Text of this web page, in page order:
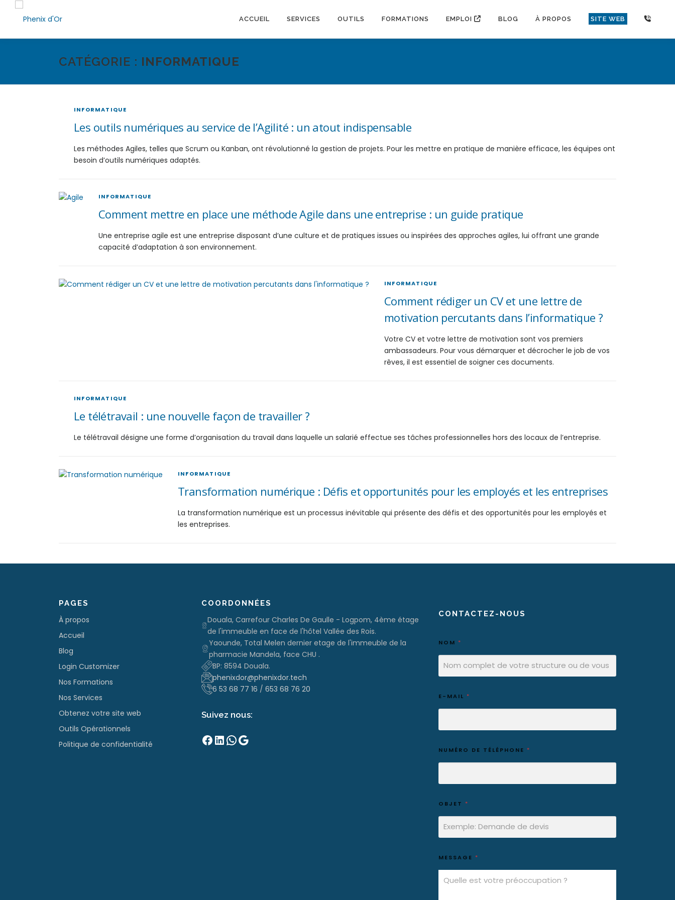
ACCUEIL SERVICES OUTILS FORMATIONS EMPLOI BLOG À PROPOS SITE WEB
CATÉGORIE : INFORMATIQUE
INFORMATIQUE
Les outils numériques au service de l’Agilité : un atout indispensable
Les méthodes Agiles, telles que Scrum ou Kanban, ont révolutionné la gestion de projets. Pour les mettre en pratique de manière efficace, les équipes ont
besoin d’outils numériques adaptés.
INFORMATIQUE
Comment mettre en place une méthode Agile dans une entreprise : un guide pratique
Une entreprise agile est une entreprise disposant d’une culture et de pratiques issues ou inspirées des approches agiles, lui offrant une grande
capacité d’adaptation à son environnement.
INFORMATIQUE
Comment rédiger un CV et une lettre de
motivation percutants dans l’informatique ?
Votre CV et votre lettre de motivation sont vos premiers
ambassadeurs. Pour vous démarquer et décrocher le job de vos
rêves, il est essentiel de soigner ces documents.
INFORMATIQUE
Le télétravail : une nouvelle façon de travailler ?
Le télétravail désigne une forme d’organisation du travail dans laquelle un salarié effectue ses tâches professionnelles hors des locaux de l’entreprise.
INFORMATIQUE
Transformation numérique : Défis et opportunités pour les employés et les entreprises
La transformation numérique est un processus inévitable qui présente des défis et des opportunités pour les employés et
les entreprises.
PAGES
À propos
Accueil
Blog
Login Customizer
Nos Formations
Nos Services
Obtenez votre site web
Outils Opérationnels
Politique de confidentialité
COORDONNÉES
Douala, Carrefour Charles De Gaulle - Logpom, 4ème étage
de l'immeuble en face de l'hôtel Vallée des Rois.
Yaounde, Total Melen dernier etage de l'immeuble de la
pharmacie Mandela, face CHU .
BP: 8594 Douala.
phenixdor@phenixdor.tech
6 53 68 77 16 / 653 68 76 20
Suivez nous:
Facebook LinkedIn WhatsApp Google
CONTACTEZ-NOUS
NOM *
E-MAIL *
NUMÉRO DE TÉLÉPHONE *
OBJET *
MESSAGE *